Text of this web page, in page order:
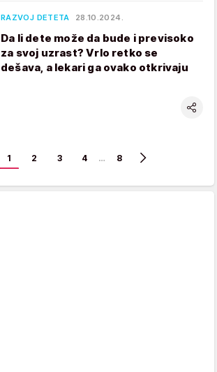
RAZVOJ DETETA 28.10.2024.
Da li dete može da bude i previsoko
za svoj uzrast? Vrlo retko se
dešava, a lekari ga ovako otkrivaju
1 2 3 4 … 8